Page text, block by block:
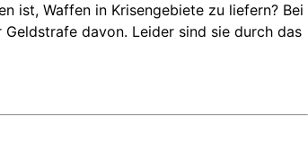
Waffen in Krisengebiete zu liefern? Bei
davon. Leider sind sie durch das